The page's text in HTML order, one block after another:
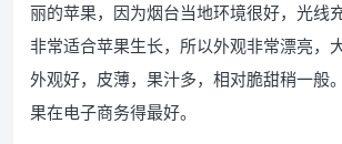
丽的苹果，因为烟台当地环境很好，光线
非常适合苹果生长，所以外观非常漂亮，
外观好，皮薄，果汁多，相对脆甜稍一般
果在电子商务得最好。